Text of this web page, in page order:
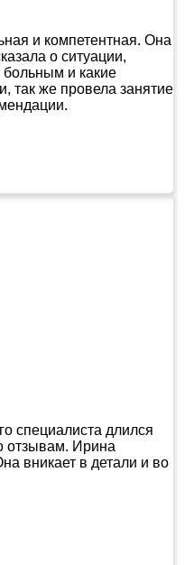
и компетентная. Она
о ситуации,
больным и какие
так же провела занятие
специалиста длился
отзывам. Ирина
вникает в детали и во